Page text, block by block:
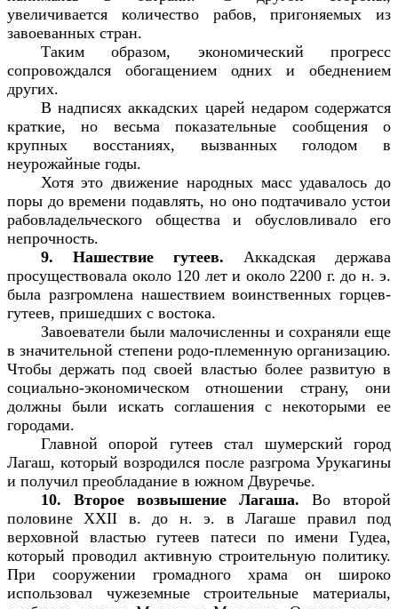
увеличивается количество рабов, пригоняемых из
завоеванных стран.
Таким образом, экономический прогресс
сопровождался обогащением одних и обеднением
других.
В надписях аккадских царей недаром содержатся
краткие, но весьма показательные сообщения о
крупных восстаниях, вызванных голодом в
неурожайные годы.
Хотя это движение народных масс удавалось до
поры до времени подавлять, но оно подтачивало устои
рабовладельческого общества и обусловливало его
непрочность.
9. Нашествие гутеев. Аккадская держава
просуществовала около 120 лет и около 2200 г. до н. э.
была разгромлена нашествием воинственных горцев-
гутеев, пришедших с востока.
Завоеватели были малочисленны и сохраняли еще
в значительной степени родо-племенную организацию.
Чтобы держать под своей властью более развитую в
социально-экономическом отношении страну, они
должны были искать соглашения с некоторыми ее
городами.
Главной опорой гутеев стал шумерский город
Лагаш, который возродился после разгрома Урукагины
и получил преобладание в южном Двуречье.
10. Второе возвышение Лагаша. Во второй
половине XXII в. до н. э. в Лагаше правил под
верховной властью гутеев патеси по имени Гудеа,
который проводил активную строительную политику.
При сооружении громадного храма он широко
использовал чужеземные строительные материалы,